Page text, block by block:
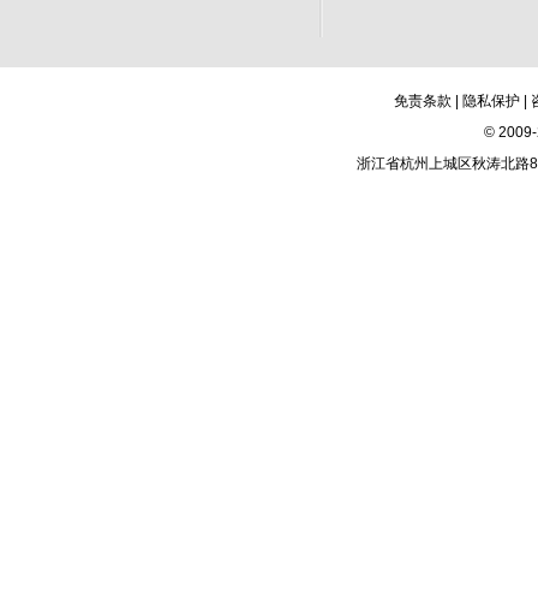
免责条款 隐私保护
© 2009-
浙江省杭州上城区秋涛北路